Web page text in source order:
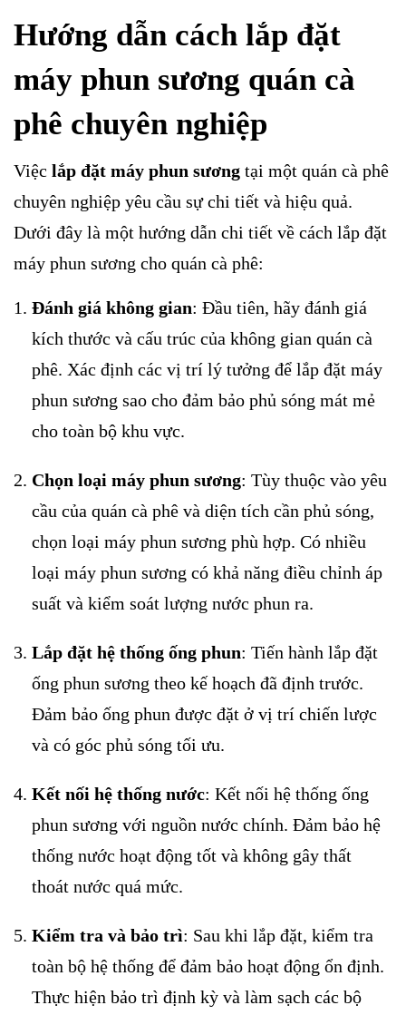
Hướng dẫn cách lắp đặt
máy phun sương quán cà
phê chuyên nghiệp
Việc lắp đặt máy phun sương tại một quán cà phê
chuyên nghiệp yêu cầu sự chi tiết và hiệu quả.
Dưới đây là một hướng dẫn chi tiết về cách lắp đặt
máy phun sương cho quán cà phê:
Đánh giá không gian: Đầu tiên, hãy đánh giá
kích thước và cấu trúc của không gian quán cà
phê. Xác định các vị trí lý tưởng để lắp đặt máy
phun sương sao cho đảm bảo phủ sóng mát mẻ
cho toàn bộ khu vực.
Chọn loại máy phun sương: Tùy thuộc vào yêu
cầu của quán cà phê và diện tích cần phủ sóng,
chọn loại máy phun sương phù hợp. Có nhiều
loại máy phun sương có khả năng điều chỉnh áp
suất và kiểm soát lượng nước phun ra.
Lắp đặt hệ thống ống phun: Tiến hành lắp đặt
ống phun sương theo kế hoạch đã định trước.
Đảm bảo ống phun được đặt ở vị trí chiến lược
và có góc phủ sóng tối ưu.
Kết nối hệ thống nước: Kết nối hệ thống ống
phun sương với nguồn nước chính. Đảm bảo hệ
thống nước hoạt động tốt và không gây thất
thoát nước quá mức.
Kiểm tra và bảo trì: Sau khi lắp đặt, kiểm tra
toàn bộ hệ thống để đảm bảo hoạt động ổn định.
Thực hiện bảo trì định kỳ và làm sạch các bộ